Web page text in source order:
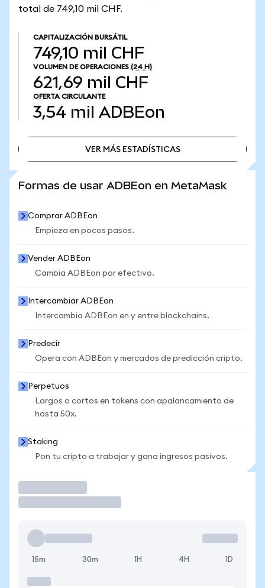
total de 749,10 mil CHF.
CAPITALIZACIÓN BURSÁTIL
749,10 mil CHF
VOLUMEN DE OPERACIONES (24 H)
621,69 mil CHF
OFERTA CIRCULANTE
3,54 mil ADBEon
VER MÁS ESTADÍSTICAS
Formas de usar ADBEon en MetaMask
Comprar ADBEon
Empieza en pocos pasos.
Vender ADBEon
Cambia ADBEon por efectivo.
Intercambiar ADBEon
Intercambia ADBEon en y entre blockchains.
Predecir
Opera con ADBEon y mercados de predicción cripto.
Perpetuos
Largos o cortos en tokens con apalancamiento de
hasta 50x.
Staking
Pon tu cripto a trabajar y gana ingresos pasivos.
15m 30m 1H 4H 1D